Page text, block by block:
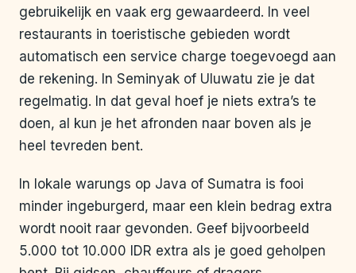
gebruikelijk en vaak erg gewaardeerd. In veel
restaurants in toeristische gebieden wordt
automatisch een service charge toegevoegd aan
de rekening. In Seminyak of Uluwatu zie je dat
regelmatig. In dat geval hoef je niets extra’s te
doen, al kun je het afronden naar boven als je
heel tevreden bent.
In lokale warungs op Java of Sumatra is fooi
minder ingeburgerd, maar een klein bedrag extra
wordt nooit raar gevonden. Geef bijvoorbeeld
5.000 tot 10.000 IDR extra als je goed geholpen